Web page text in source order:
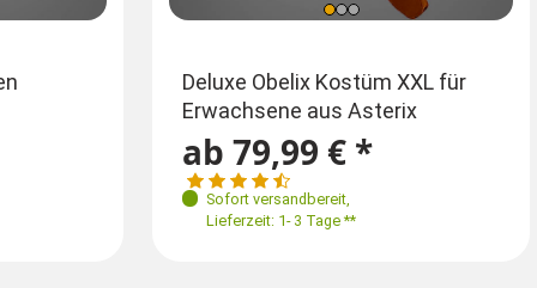
Fledermaus Cape für Damen und
13,99 €
ab 11,99 € *
Sofort versandbereit,
Lieferzeit: 1- 3 Tage **
Größen
36 38 40-42 44
56-60
Deluxe Obelix Kostüm XXL für
Erwachsene aus Asterix
ab 79,99 € *
Sofort versandbereit
Lieferzeit: 1- 3 Tage **